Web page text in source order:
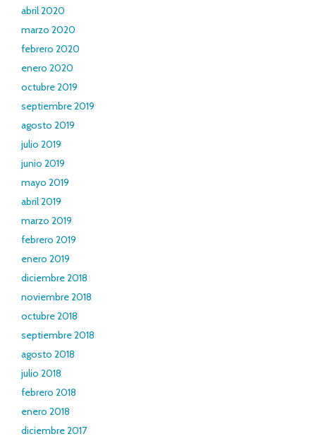
abril 2020
marzo 2020
febrero 2020
enero 2020
octubre 2019
septiembre 2019
agosto 2019
julio 2019
junio 2019
mayo 2019
abril 2019
marzo 2019
febrero 2019
enero 2019
diciembre 2018
noviembre 2018
octubre 2018
septiembre 2018
agosto 2018
julio 2018
febrero 2018
enero 2018
diciembre 2017